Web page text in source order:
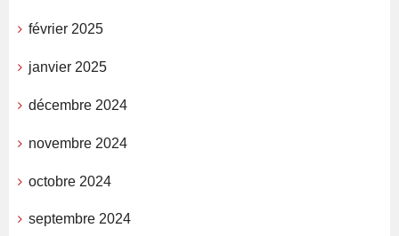
février 2025
janvier 2025
décembre 2024
novembre 2024
octobre 2024
septembre 2024